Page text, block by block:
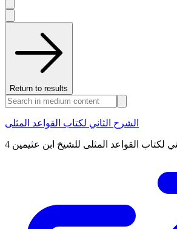
Return to results
الشرح الثاني لكتاب القواعد المثلى
لكتاب القواعد المثلى للشيخ ابن عثيمين 4